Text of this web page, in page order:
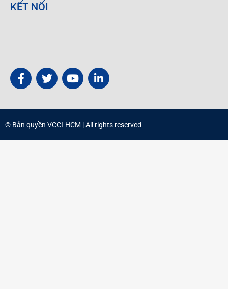
KẾT NỐI
© Bản quyền VCCI-HCM | All rights reserved